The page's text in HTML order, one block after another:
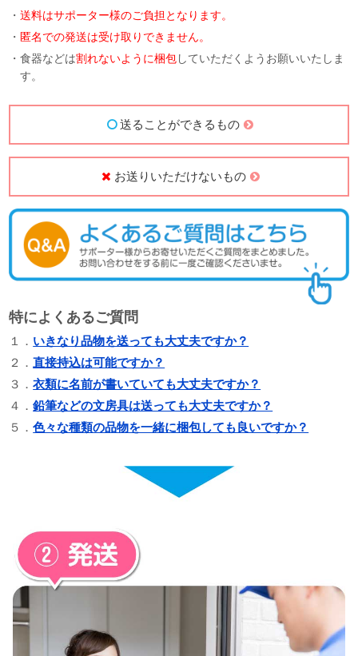
・送料はサポーター様のご負担となります。
・ 匿名での発送は受け取りできません。
・食器などは割れないように梱包していただくようお願いいたしま
す。
送ることができるもの
お送りいただけないもの
特によくあるご質問
１． いきなり品物を送っても大丈夫ですか？
２．直接持込は可能ですか？
３．衣類に名前が書いていても大丈夫ですか？
４．鉛筆などの文房具は送っても大丈夫ですか？
５．色々な種類の品物を一緒に梱包しても良いですか？